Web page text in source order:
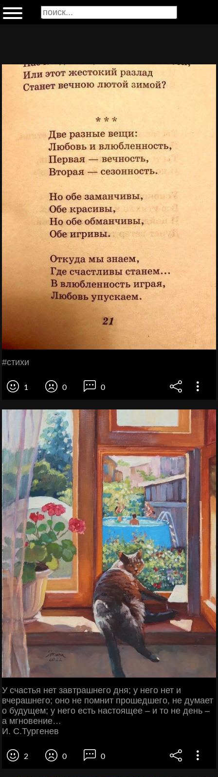
#стихи
1 0 0
У счастья нет завтрашнего дня; у него нет и
вчерашнего; оно не помнит прошедшего, не думает
о будущем; у него есть настоящее – и то не день –
а мгновение…
И. С.Тургенев
2 0 0